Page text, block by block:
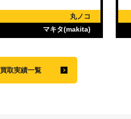
丸ノコ
マキタ(makita)
買取実績一覧